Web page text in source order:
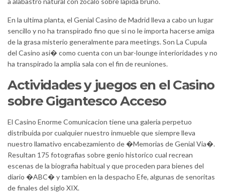
En la ultima planta, el Genial Casino de Madrid lleva a cabo un lugar
sencillo y no ha transpirado fino que si no le importa hacerse amiga
de la grasa misterio generalmente para meetings. Son La Cupula
del Casino asi� como cuenta con un bar-lounge interioridades y no
ha transpirado la amplia sala con el fin de reuniones.
Actividades y juegos en el Casino
sobre Gigantesco Acceso
El Casino Enorme Comunicacion tiene una galeria perpetuo
distribuida por cualquier nuestro inmueble que siempre lleva
nuestro llamativo encabezamiento de �Memorias de Genial Via�.
Resultan 175 fotografias sobre genio historico cual recrean
escenas de la biografia habitual y que proceden para bienes del
diario �ABC� y tambien en la despacho Efe, algunas de senoritas
de finales del siglo XIX.